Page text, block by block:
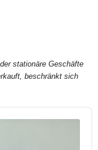
stationäre Geschäfte
beschränkt sich